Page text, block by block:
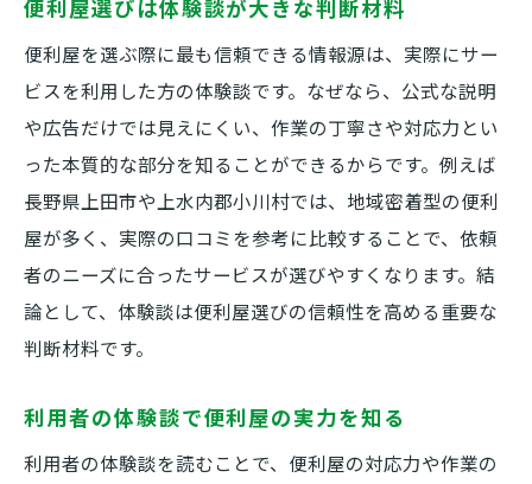
便利屋選びは体験談が大きな判断材料
便利屋を選ぶ際に最も信頼できる情報源は、実際にサー
ビスを利用した方の体験談です。なぜなら、公式な説明
や広告だけでは見えにくい、作業の丁寧さや対応力とい
った本質的な部分を知ることができるからです。例えば
長野県上田市や上水内郡小川村では、地域密着型の便利
屋が多く、実際の口コミを参考に比較することで、依頼
者のニーズに合ったサービスが選びやすくなります。結
論として、体験談は便利屋選びの信頼性を高める重要な
判断材料です。
利用者の体験談で便利屋の実力を知る
利用者の体験談を読むことで、便利屋の対応力や作業の